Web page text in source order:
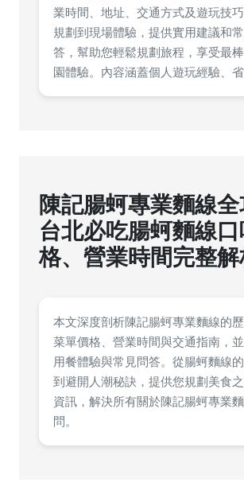
業時間、地址、交通方式及遊玩技
規劃到現場體驗，提供實用建議和
答，幫助您輕鬆規劃旅程，享受最
園體驗。內容涵蓋個人遊玩經驗、
陳記腸蚵專業麵線全
台北必吃腸蚵麵線
格、營業時間完整解
本文深度剖析陳記腸蚵專業麵線的歷
菜單價格、營業時間與交通指南，
用餐體驗與常見問答。從腸蚵麵線
到避開人潮秘訣，提供您規劃美食
資訊，解決所有關於陳記腸蚵專業
問。